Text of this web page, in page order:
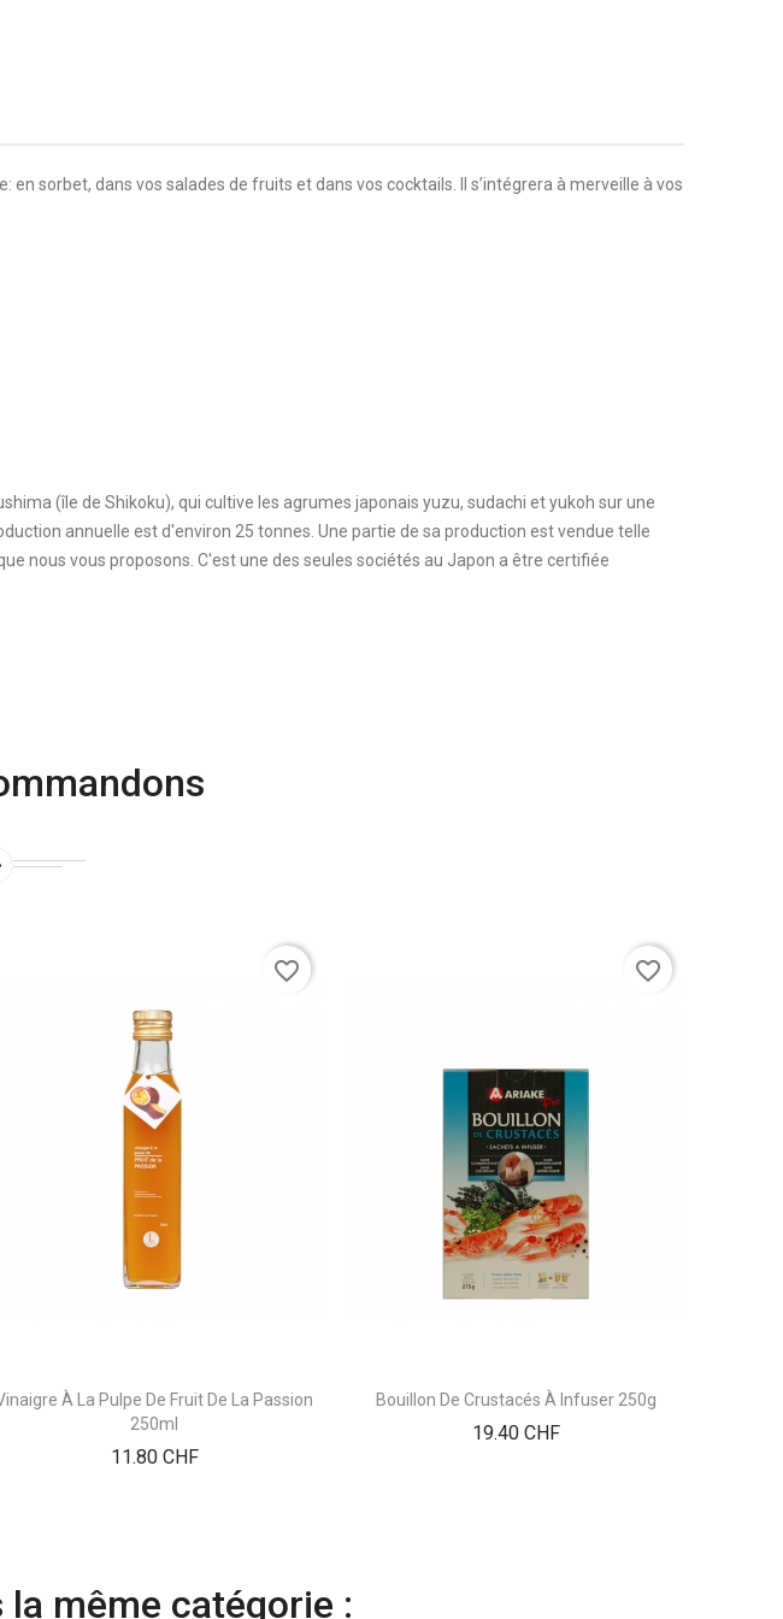
sorbet, dans vos salades de fruits et dans vos cocktails. Il s’intégrera à merveille à vos
(île de Shikoku), qui cultive les agrumes japonais yuzu, sudachi et yukoh sur une
annuelle est d'environ 25 tonnes. Une partie de sa production est vendue telle
nous vous proposons. C'est une des seules sociétés au Japon a être certifiée
À La Pulpe De Fruit De La Passion
250ml
11.80 CHFPrix
favorite_border
Bouillon De Crustacés À Infuser 250g
19.40 CHFPrix
favorite_border
même catégorie :